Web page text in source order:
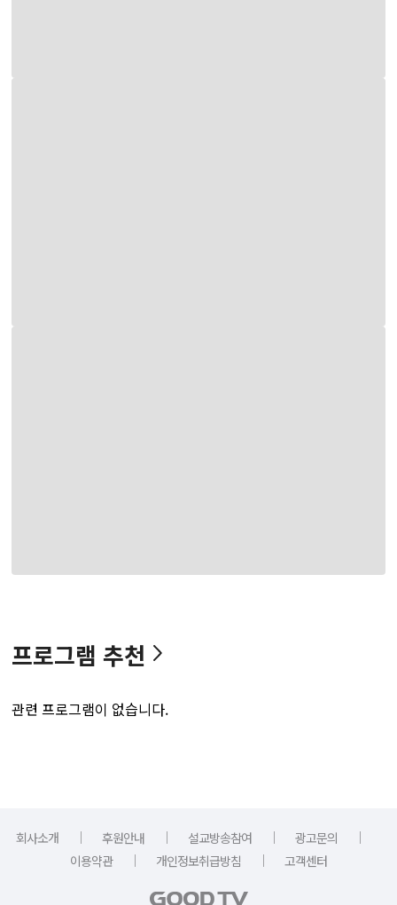
프로그램 추천
관련 프로그램이 없습니다.
회사소개 ｜ 후원안내 ｜ 설교방송참여 ｜ 광고문의
｜
이용약관
｜ 개인정보취급방침 ｜ 고객센터